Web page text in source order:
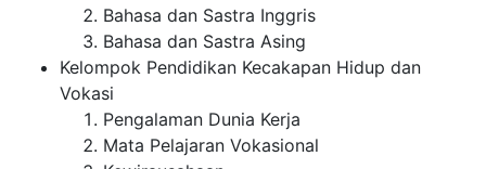
Bahasa dan Sastra Inggris
Bahasa dan Sastra Asing
Kelompok Pendidikan Kecakapan Hidup dan
Vokasi
Pengalaman Dunia Kerja
Mata Pelajaran Vokasional